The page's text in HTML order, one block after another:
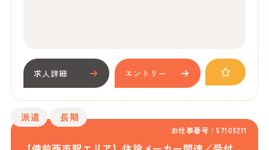
求人詳細 エントリー
お仕事番号：57105211
派遣 長期